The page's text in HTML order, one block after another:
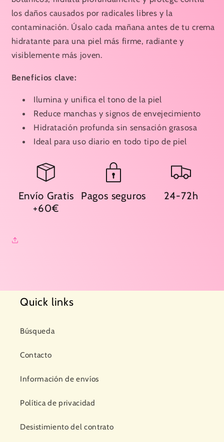
los daños causados por radicales libres y la
contaminación. Úsalo cada mañana antes de tu crema
hidratante para una piel más firme, radiante y
visiblemente más joven.
Beneficios clave:
Ilumina y unifica el tono de la piel
Reduce manchas y signos de envejecimiento
Hidratación profunda sin sensación grasosa
Ideal para uso diario en todo tipo de piel
Envío Gratis
+60€
Pagos seguros 24-72h
Quick links
Búsqueda
Contacto
Información de envíos
Política de privacidad
Desistimiento del contrato